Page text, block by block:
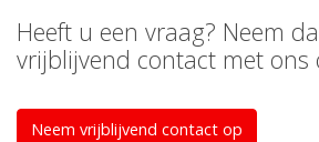
Heeft u een vraag? Neem
vrijblijvend contact met ons
Neem vrijblijvend contact op